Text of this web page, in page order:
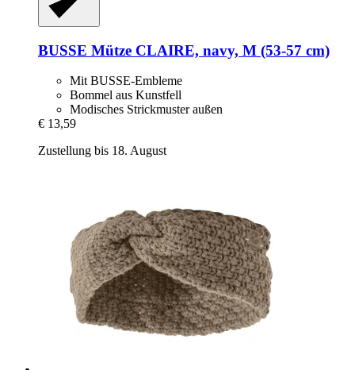
BUSSE Mütze CLAIRE, navy, M (53-​57 cm)
Mit BUSSE-Embleme
Bommel aus Kunstfell
Modisches Strickmuster außen
€ 13,59
Zustellung bis 18. August